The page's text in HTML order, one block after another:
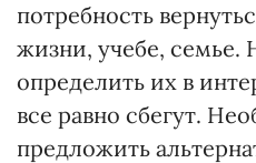
потребность
жизни, учебе, семье.
определить их в
все равно сбегут.
предложить